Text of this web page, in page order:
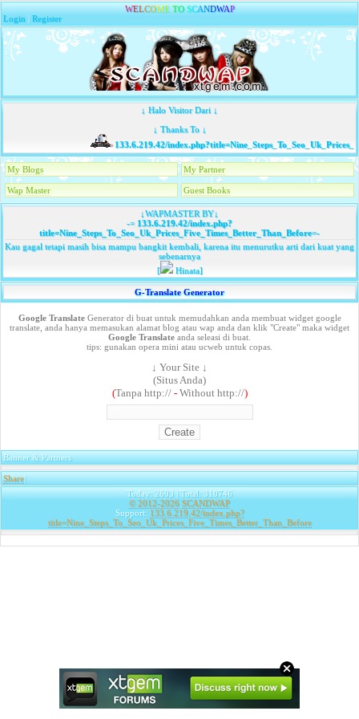
WELCOME TO SCANDWAP
Login |Register
↓ Halo Visitor Dari ↓
↓ Thanks To ↓
133.6.219.42/
My Blogs My Partner
Wap Master Guest Books
↓WAPMASTER BY↓
-=133.6.219.42/index.php?
title=Nine_Steps_To_Seo_Uk_Prices_Five_Times_Better_Than_Before=-
Kau gagal tetapi masih bisa mampu bangkit kembali, karena itu menurutku arti dari kuat yang
sebenarnya
[
Hinata]
G-Translate Generator
Google TranslateGenerator di buat untuk memudahkan anda membuat widget google
translate, anda hanya memasukan alamat blog atau wap anda dan klik "Create" maka widget
Google Translate anda seleasi di buat.
tips: gunakan opera mini atau ucweb untuk copas.
↓ Your Site ↓
(Situs Anda)
(Tanpa http:// -Without http://)
Banner & Partners
Share|
Today: 2693 | Total: 310746
© 2012-2026 SCANDWAP
Support: 133.6.219.42/index.php?
title=Nine_Steps_To_Seo_Uk_Prices_Five_Times_Better_Than_Before